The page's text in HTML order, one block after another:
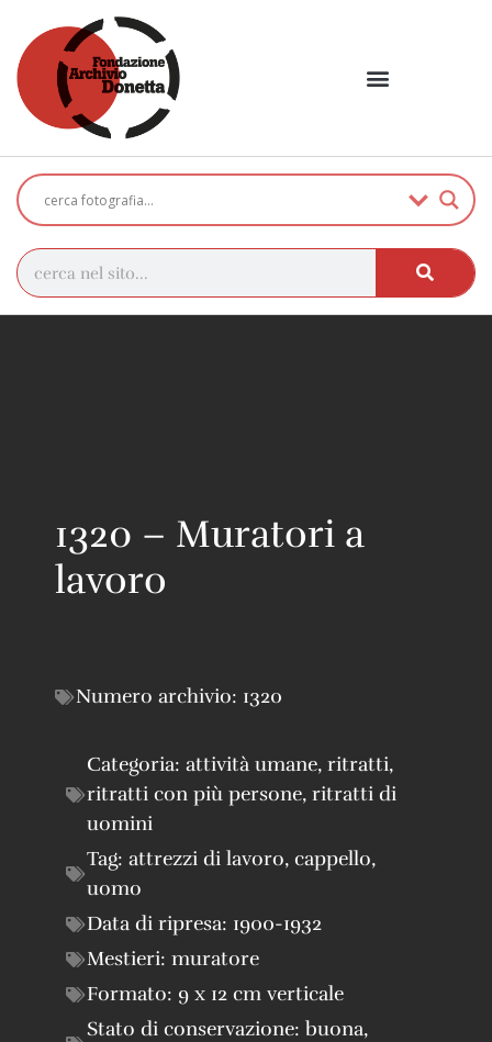
1320 – Muratori a
lavoro
Numero archivio: 1320
Categoria: attività umane, ritratti,
ritratti con più persone, ritratti di
uomini
Tag: attrezzi di lavoro, cappello,
uomo
Data di ripresa: 1900-1932
Mestieri: muratore
Formato: 9 x 12 cm verticale
Stato di conservazione: buona,